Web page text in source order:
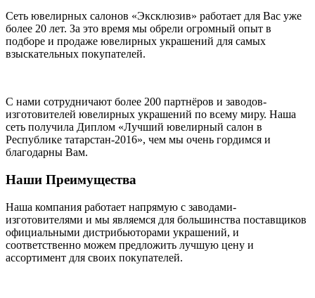
Сеть ювелирных салонов «Эксклюзив» работает для Вас уже
более 20 лет. За это время мы обрели огромный опыт в
подборе и продаже ювелирных украшений для самых
взыскательных покупателей.
С нами сотрудничают более 200 партнёров и заводов-
изготовителей ювелирных украшений по всему миру. Наша
сеть получила Диплом «Лучший ювелирный салон в
Республике татарстан-2016», чем мы очень гордимся и
благодарны Вам.
Наши Преимущества
Наша компания работает напрямую с заводами-
изготовителями и мы являемся для большинства поставщиков
официальными дистрибьюторами украшений, и
соответственно можем предложить лучшую цену и
ассортимент для своих покупателей.